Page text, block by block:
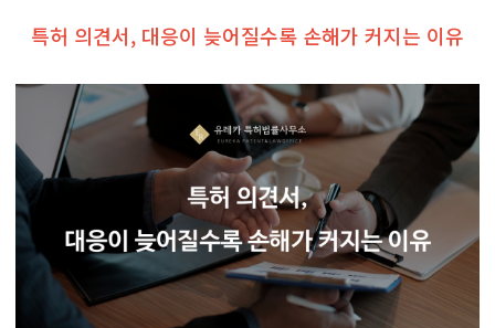
특허 의견서, 대응이 늦어질수록 손해가 커지는 이유